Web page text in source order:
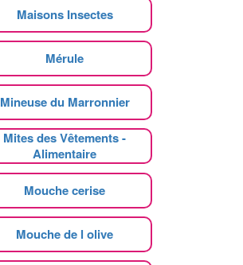
Maisons Insectes
Mérule
Mineuse du Marronnier
Mites des Vêtements -
Alimentaire
Mouche cerise
Mouche de l olive